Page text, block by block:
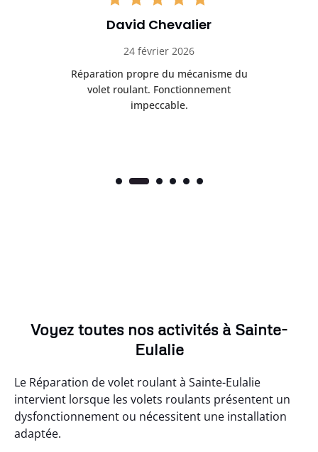
David Chevalier
24 février 2026
Réparation propre du mécanisme du
volet roulant. Fonctionnement
impeccable.
Voyez toutes nos activités à Sainte-
Eulalie
Le Réparation de volet roulant à Sainte-Eulalie
intervient lorsque les volets roulants présentent un
dysfonctionnement ou nécessitent une installation
adaptée.